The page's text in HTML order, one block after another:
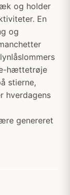
og holder
En
og
hættetrøje
stierne,
hverdagens
genereret